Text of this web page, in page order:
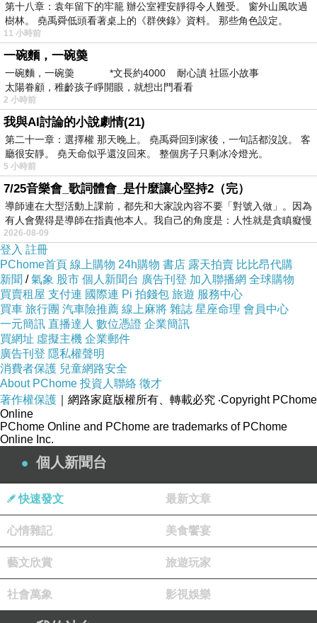
自己把經驗抓住的象徵。當一個人說自己「喉輪堵塞」，
他未必真的在主張某個可測量的能量中心出現物理故障，
他有可能只是在借用一種語言，表達自己長期存在的壓
抑、卡住、失聲與自我否定。若從這個角度理解，它比較
像是一種象徵性洞見。
問題是很多人把它當成診斷。一旦「喉輪堵塞」從象徵語
言滑向客觀判斷，它的問題就開始出現。首先，這種說法
極容易把不同層次的問題全部壓成同一個原因。一個人不
敢表達，可能來自童年經驗、關係權力、職場風險、文化
壓抑、羞恥感、語言能力不足，甚至只是長期處於不值得
表達的環境。但當一切都被重新命名為「喉輪堵塞」，那
種原本屬於歷史、制度與人格形成的複雜性，就被一個看
似高級的詞語整體吞掉了。
更大問題是這種說法很容易讓人誤以為自己已經理解了問
題。很多時候，命名感會偽裝成理解感。你一旦覺得「原
來我是喉輪堵塞」，便可能立刻獲得一種秩序感，好像混
亂突然被整理了。但這種整理有可能只是語言上的安慰。
它給了你一個名稱，卻未必真的幫你看到自己為甚麼總在
特定關係裡沉默，為甚麼總在重要時刻不敢開口，或者為
甚麼你一表達便會自責。
如果再往市場層面看，「喉輪堵塞」之所以特別危險在於
它太容易被變成一種可銷售的焦慮模板。只要接受這個前
提，接下來就自然會出現一整套後續產品：清理喉輪、打
開喉輪、對應水晶、聲頻療法、精油、咒音、課程、測
驗。市場最擅長把一個模糊不安的感受轉成可持續消費的
語言。於是「你不敢表達」這件事，只需要進入一套修復
流程。這正是現代身心靈市場最有效的地方，把複雜人生
問題整理成一種方便購買的格式。
第十八章：袁年留下的牢籠 辦公室裡安靜得令人難受。 窗外山風吹過
樹林。 堯禹舜低頭看著桌上的《群俠錄》資料。 那些角色設定。
11 小時前
一碗麵，一碗羮
一碗麵，一碗羮 *文長約4000 耐心讀 社區小故事
太陽眷顧，稚齡孩子睜開眼，就想出門看看
2 小時前
我與AI討論的小說劇情(21)
第二十一章：選擇權 那天晚上。 堯禹舜回到家後，一句話都沒說。 客
廳很安靜。 堯天命似乎還沒回來。 整個房子只剩冰冷燈光。
5 小時前
7/25音樂會_歌詞體會_是什麼讓心堅持2（完）
導師連在大型活動上課前，都先和大家說內容不要「對號入做」。因為
有人會覺得是導師在指責他本人。我自己的角度是：人性就是貪瞋癡慢
2026-08-09
登入 註冊
PChome首頁 線上購物 24h購物 書店 露天拍賣 比比昂代購
新聞 /氣象 股市 個人新聞台 廣告刊登 加入聯播網 全球購物
買賣租屋 支付連 國際連 Pi 拍錢包 旅遊 服務中心
買車 旅行團 汽車險推薦 線上麻將 雜誌 星座命理 會員中心
一元簡訊 直播達人 數位憑證 企業簡訊
買網址 虛擬主機 企業郵件
廣告刊登 隱私權聲明
消費者保護 兒童網路安全
About PChome 投資人聯絡 徵才
著作權保護 ｜網路家庭版權所有、轉載必究 ‧Copyright PChome
Online
PChome Online and PChome are trademarks of PChome
Online Inc.
個人新聞台
快速發文 最新文章
心情雜記 美食饗宴
藝文欣賞 旅遊玩家
社會萬象 影視娛樂